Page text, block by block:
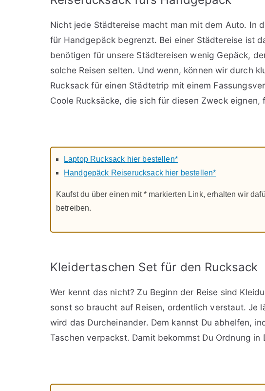
Nicht jede Städtereise macht man mit dem Auto. In
für Handgepäck begrenzt. Bei einer Städtereise ist
benötigen für unsere Städtereisen wenig Gepäck,
solche Reisen selten. Und wenn, können wir durch
Rucksack für einen Städtetrip mit einem
Coole Rucksäcke, die sich für diesen Zweck eignen,
Laptop Rucksack hier bestellen*
Handgepäck Reiserucksack hier bestellen*
Kaufst du über einen mit * markierten Link, erhalten wir
betreiben.
Kleidertaschen Set für den Rucksack
Wer kennt das nicht? Zu Beginn der Reise sind
sonst so braucht auf Reisen, ordentlich verstaut. Je
wird das Durcheinander. Dem kannst Du abhelfen,
Taschen verpackst. Damit bekommst Du Ordnung in